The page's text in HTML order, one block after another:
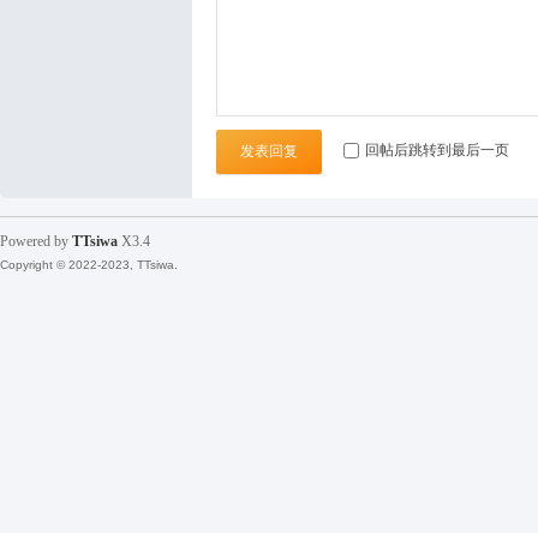
发表回复 回帖后跳转到最后一页
Powered by TTsiwa X3.4
Copyright © 2022-2023, TTsiwa.